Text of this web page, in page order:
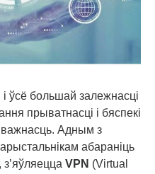
і ўсё большай залежнасці
прыватнасці і бяспекі
Адным з
абараніць
VPN (Virtual